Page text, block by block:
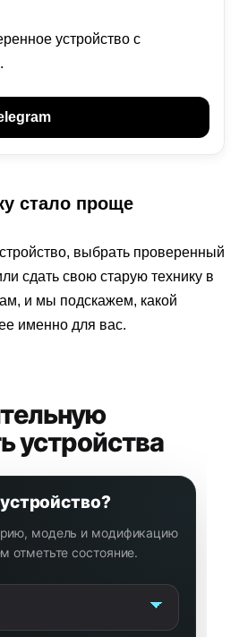
устройство с
стало проще
выбрать проверенный
сдать свою старую технику в
и мы подскажем, какой
именно для вас.